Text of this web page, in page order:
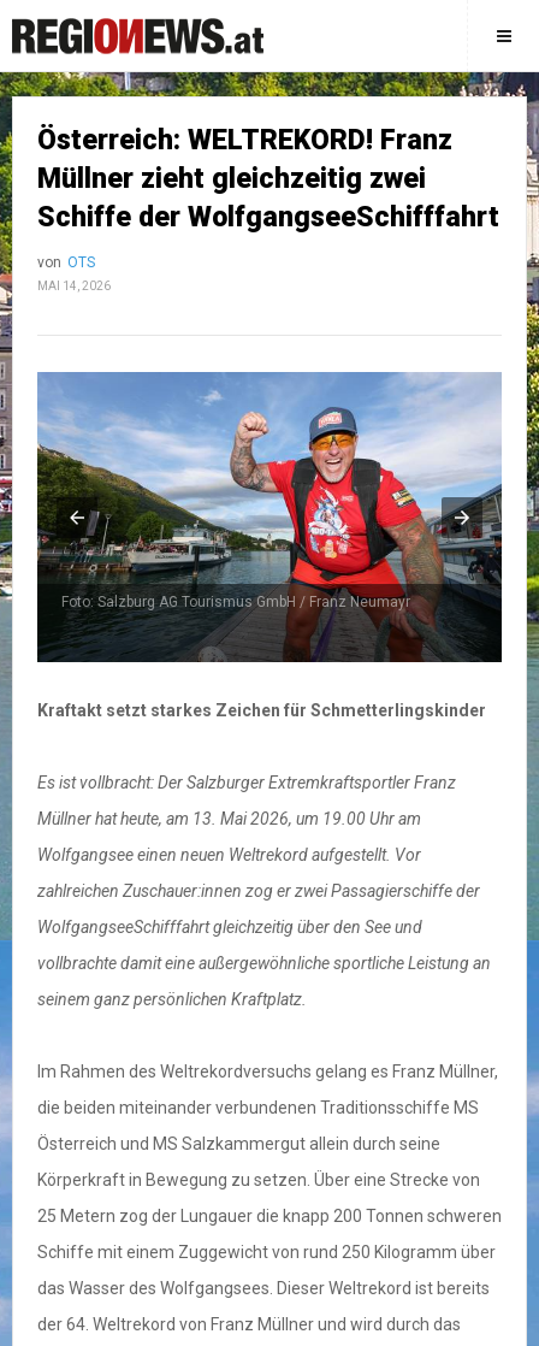
Österreich: WELTREKORD! Franz
Müllner zieht gleichzeitig zwei
Schiffe der WolfgangseeSchifffahrt
von OTS
MAI 14, 2026
Foto: Salzburg AG Tourismus GmbH / Neumayr
Kraftakt setzt starkes Zeichen für Schmetterlingskinder
Es ist vollbracht: Der Salzburger Extremkraftsportler Franz
Müllner hat heute, am 13. Mai 2026, um 19.00 Uhr am
Wolfgangsee einen neuen Weltrekord aufgestellt. Vor
zahlreichen Zuschauer:innen zog er zwei Passagierschiffe der
WolfgangseeSchifffahrt gleichzeitig über den See und
vollbrachte damit eine außergewöhnliche sportliche Leistung an
seinem ganz persönlichen Kraftplatz.
Im Rahmen des Weltrekordversuchs gelang es Franz Müllner,
die beiden miteinander verbundenen Traditionsschiffe MS
Österreich und MS Salzkammergut allein durch seine
Körperkraft in Bewegung zu setzen. Über eine Strecke von
25 Metern zog der Lungauer die knapp 200 Tonnen schweren
Schiffe mit einem Zuggewicht von rund 250 Kilogramm über
das Wasser des Wolfgangsees. Dieser Weltrekord ist bereits
der 64. Weltrekord von Franz Müllner und wird durch das